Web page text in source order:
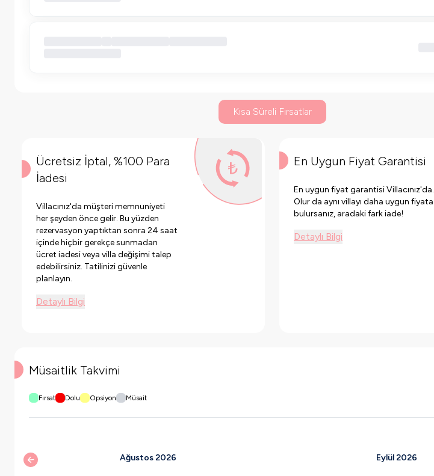
Kısa Süreli Fırsatlar
Ücretsiz İptal, %100 Para
İadesi
Villacınız'da müşteri memnuniyeti
her şeyden önce gelir. Bu yüzden
rezervasyon yaptıktan sonra 24 saat
içinde hiçbir gerekçe sunmadan
ücret iadesi veya villa değişimi talep
edebilirsiniz. Tatilinizi güvenle
planlayın.
Detaylı Bilgi
En Uygun Fiyat Garantisi
En uygun fiyat garantisi Villacınız'da.
Olur da aynı villayı daha uygun fiyata
bulursanız, aradaki fark iade!
Detaylı Bilgi
Müsaitlik Takvimi
Fırsat Dolu Opsiyon Müsait
Ağustos 2026 Eylül 2026